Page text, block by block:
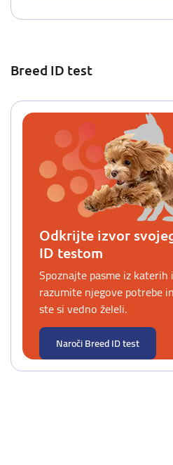
Breed ID test
Odkrijte izvor
ID testom
Spoznajte pasme iz katerih
razumite njegove potrebe
ste si vedno želeli.
Naroči Breed ID test